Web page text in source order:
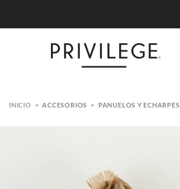
ACCESORIOS PANUELOS Y ECHARPES